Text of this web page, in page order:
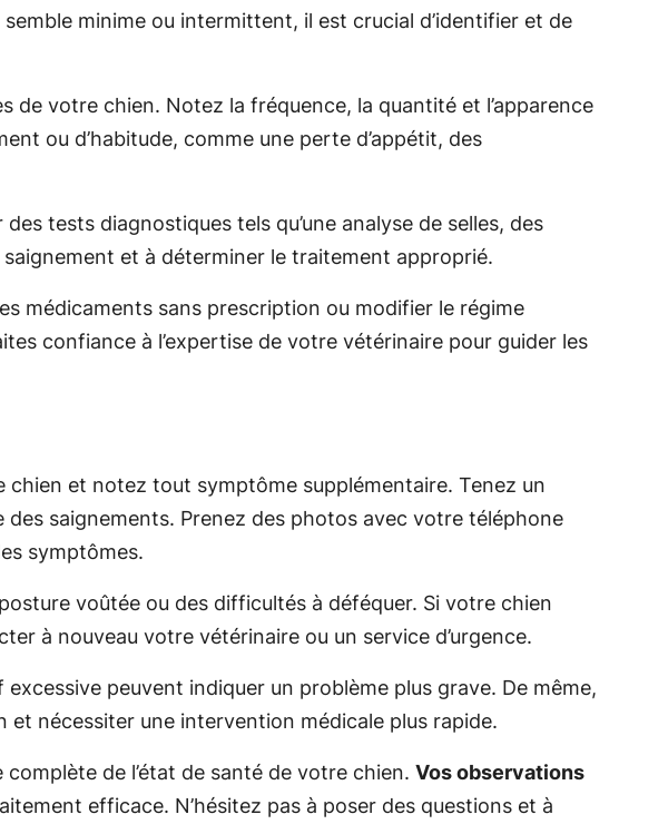
minime ou intermittent, il est crucial d’identifier et de
votre chien. Notez la fréquence, la quantité et l’apparence
ou d’habitude, comme une perte d’appétit, des
tests diagnostiques tels qu’une analyse de selles, des
et à déterminer le traitement approprié.
médicaments sans prescription ou modifier le régime
confiance à l’expertise de votre vétérinaire pour guider les
et notez tout symptôme supplémentaire. Tenez un
saignements. Prenez des photos avec votre téléphone
symptômes.
voûtée ou des difficultés à déféquer. Si votre chien
à nouveau votre vétérinaire ou un service d’urgence.
peuvent indiquer un problème plus grave. De même,
nécessiter une intervention médicale plus rapide.
de l’état de santé de votre chien. Vos observations
efficace. N’hésitez pas à poser des questions et à